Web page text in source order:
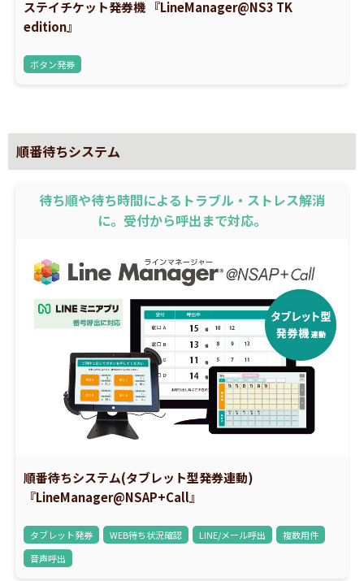
ステイチケット発券機 『LineManager@NS3 TK
edition』
ボタン発券
順番待ちシステム
待ち順や待ち時間によるトラブル・ストレス解消
に。受付から呼出まで対応。
順番待ちシステム(タブレット型発券連動)
『LineManager@NSAP+Call』
タブレット発券 WEB待ち状況確認 LINE/メール呼出
複数用件
音声呼出